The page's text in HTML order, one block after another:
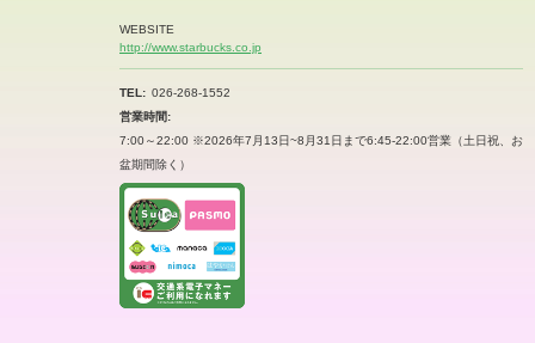
WEBSITE
http://www.starbucks.co.jp
TEL
026-268-1552
営業時間
7:00～22:00 ※2026年7月13日~8月31日まで6:45-22:00営業（土日祝、お
盆期間除く）